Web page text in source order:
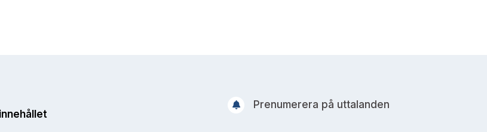
Prenumerera på uttalanden